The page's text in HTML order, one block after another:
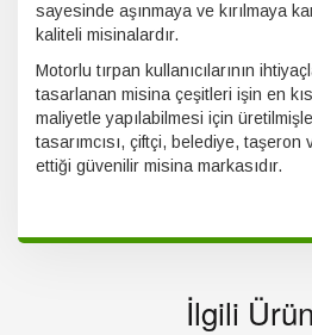
sayesinde aşınmaya ve kırılmaya
kaliteli misinalardır.
Motorlu tırpan kullanıcılarının
tasarlanan misina çeşitleri işin en
maliyetle yapılabilmesi için
tasarımcısı, çiftçi, belediye,
ettiği güvenilir misina markasıdır.
İlgili